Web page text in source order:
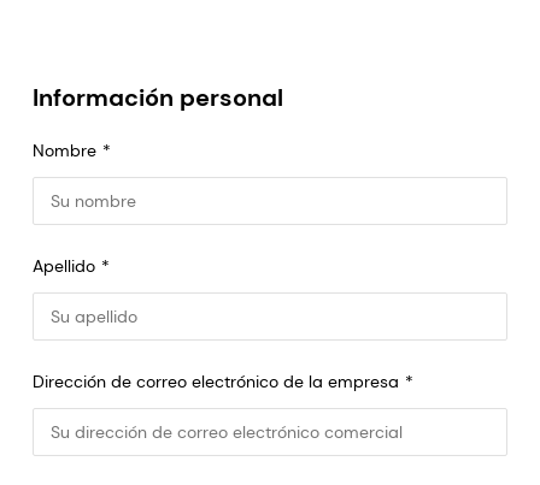
Información personal
Nombre
Apellido
Dirección de correo electrónico de la empresa